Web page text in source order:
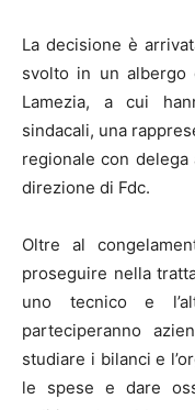
La decisione è
svolto in un
Lamezia, a cui
sindacali, una
regionale con
direzione di Fdc.
Oltre al
proseguire nella
uno tecnico e
parteciperanno
studiare i bilanci e
le spese e dare